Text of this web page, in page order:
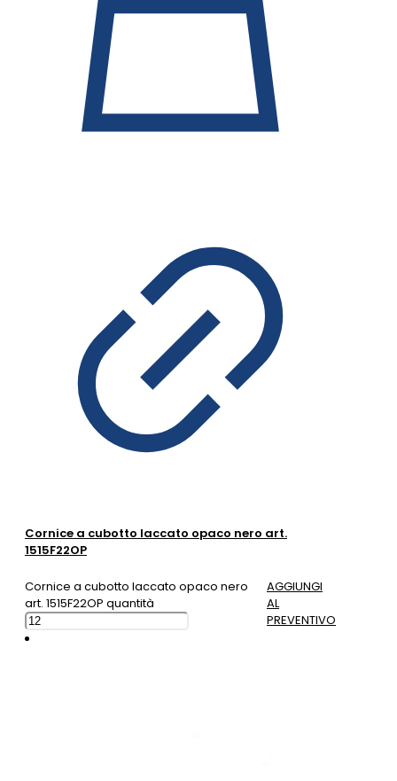
Cornice a cubotto laccato opaco nero art.
1515F22OP
Cornice a cubotto laccato opaco nero
art. 1515F22OP quantità
AGGIUNGI
AL
PREVENTIVO